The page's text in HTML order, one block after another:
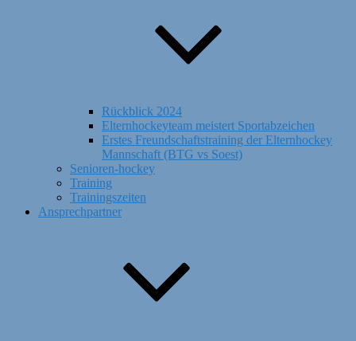
Rückblick 2024
Elternhockeyteam meistert Sportabzeichen
Erstes Freundschaftstraining der Elternhockey
Mannschaft (BTG vs Soest)
Senioren-hockey
Training
Trainingszeiten
Ansprechpartner